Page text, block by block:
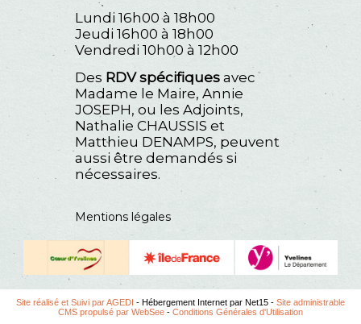
Lundi 16h00 à 18h00
Jeudi 16h00 à 18h00
Vendredi 10h00 à 12h00
Des RDV spécifiquesavec
Madame le Maire, Annie
JOSEPH, ou les Adjoints,
Nathalie CHAUSSIS et
Matthieu DENAMPS, peuvent
aussi être demandés si
nécessaires.
Mentions légales
Site réalisé et Suivi par AGEDI - Hébergement Internet par Net15 - Site administrable
CMS propulsé par WebSee - Conditions Générales d'Utilisation